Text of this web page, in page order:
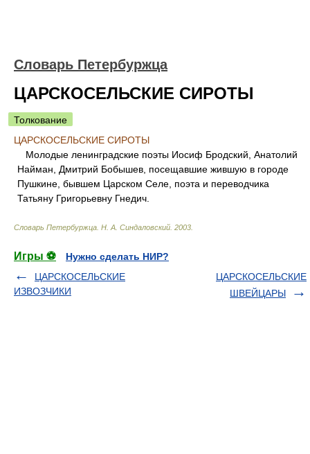
Словарь Петербуржца
ЦАРСКОСЕЛЬСКИЕ СИРОТЫ
Толкование
ЦАРСКОСЕЛЬСКИЕ СИРОТЫ
Молодые ленинградские поэты Иосиф Бродский, Анатолий
Найман, Дмитрий Бобышев, посещавшие жившую в городе
Пушкине, бывшем Царском Селе, поэта и переводчика
Татьяну Григорьевну Гнедич.
Словарь Петербуржца Н. А. Синдаловский 2003
Игры ⚽
Нужно сделать НИР?
ЦАРСКОСЕЛЬСКИЕ
ИЗВОЗЧИКИ
ЦАРСКОСЕЛЬСКИЕ
ШВЕЙЦАРЫ